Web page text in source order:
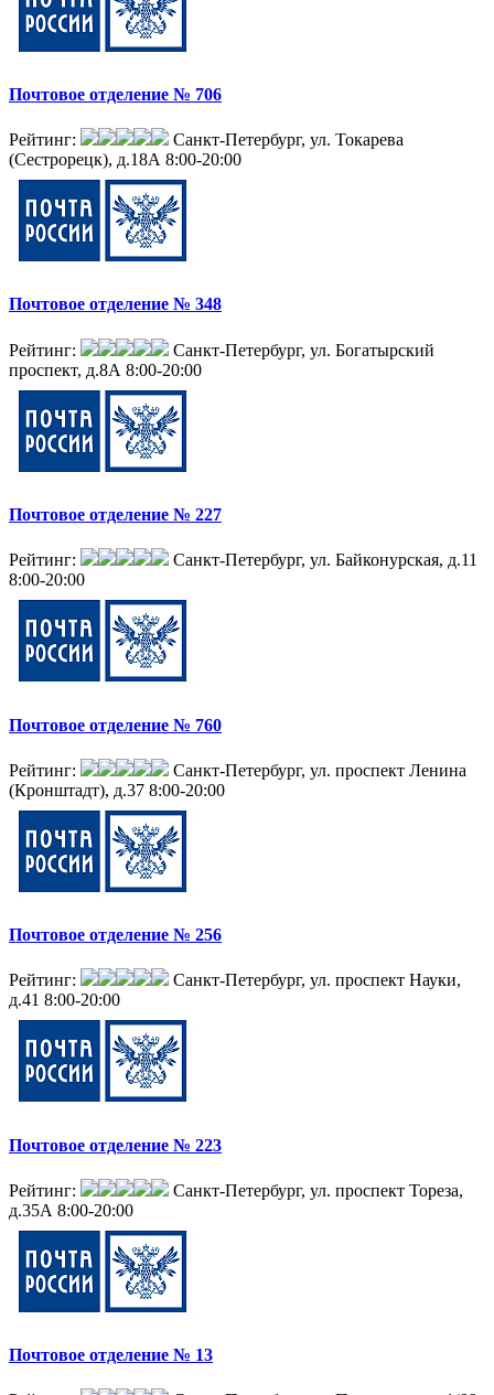
Почтовое отделение № 706
Рейтинг:
Санкт-Петербург, ул. Токарева
(Сестрорецк), д.18А 8:00-20:00
Почтовое отделение № 348
Рейтинг:
Санкт-Петербург, ул. Богатырский
проспект, д.8А 8:00-20:00
Почтовое отделение № 227
Рейтинг:
Санкт-Петербург, ул. Байконурская, д.11
8:00-20:00
Почтовое отделение № 760
Рейтинг:
Санкт-Петербург, ул. проспект Ленина
(Кронштадт), д.37 8:00-20:00
Почтовое отделение № 256
Рейтинг:
Санкт-Петербург, ул. проспект Науки,
д.41 8:00-20:00
Почтовое отделение № 223
Рейтинг:
Санкт-Петербург, ул. проспект Тореза,
д.35А 8:00-20:00
Почтовое отделение № 13